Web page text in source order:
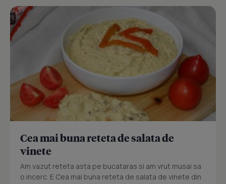
Cea mai buna reteta de salata de
vinete
Am vazut reteta asta pe bucataras si am vrut musai sa
o incerc. E Cea mai buna reteta de salata de vinete din